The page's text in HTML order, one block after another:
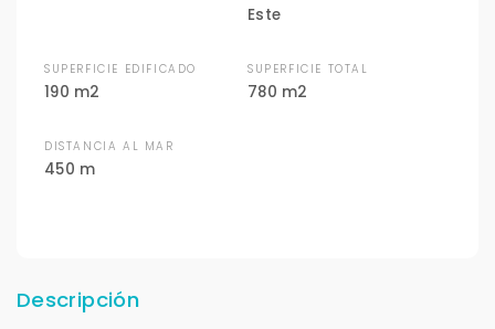
Este
SUPERFICIE EDIFICADO
190 m2
SUPERFICIE TOTAL
780 m2
DISTANCIA AL MAR
450 m
Descripción